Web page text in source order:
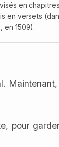
en
en versets
en 1509).
Maintenant,
pour